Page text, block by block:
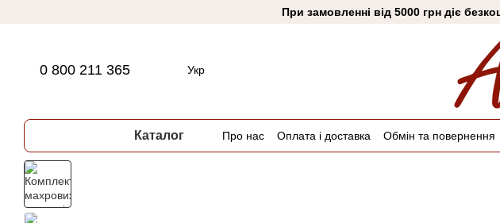
При замовленні від 5000 грн діє
0 800 211 365 Укр
Каталог Про нас Оплата і доставка Обмін та повернення